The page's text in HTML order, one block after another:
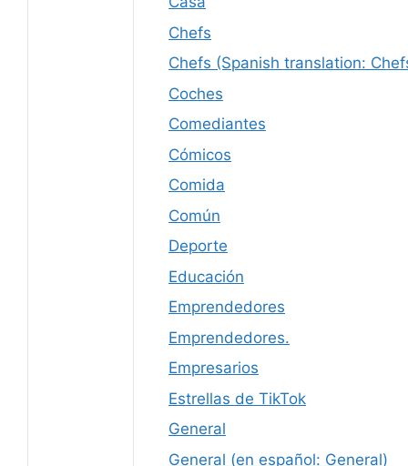
Chefs
Chefs (Spanish translation:
Coches
Comediantes
Cómicos
Comida
Común
Deporte
Educación
Emprendedores
Emprendedores.
Empresarios
Estrellas de TikTok
General
General (en español: General)